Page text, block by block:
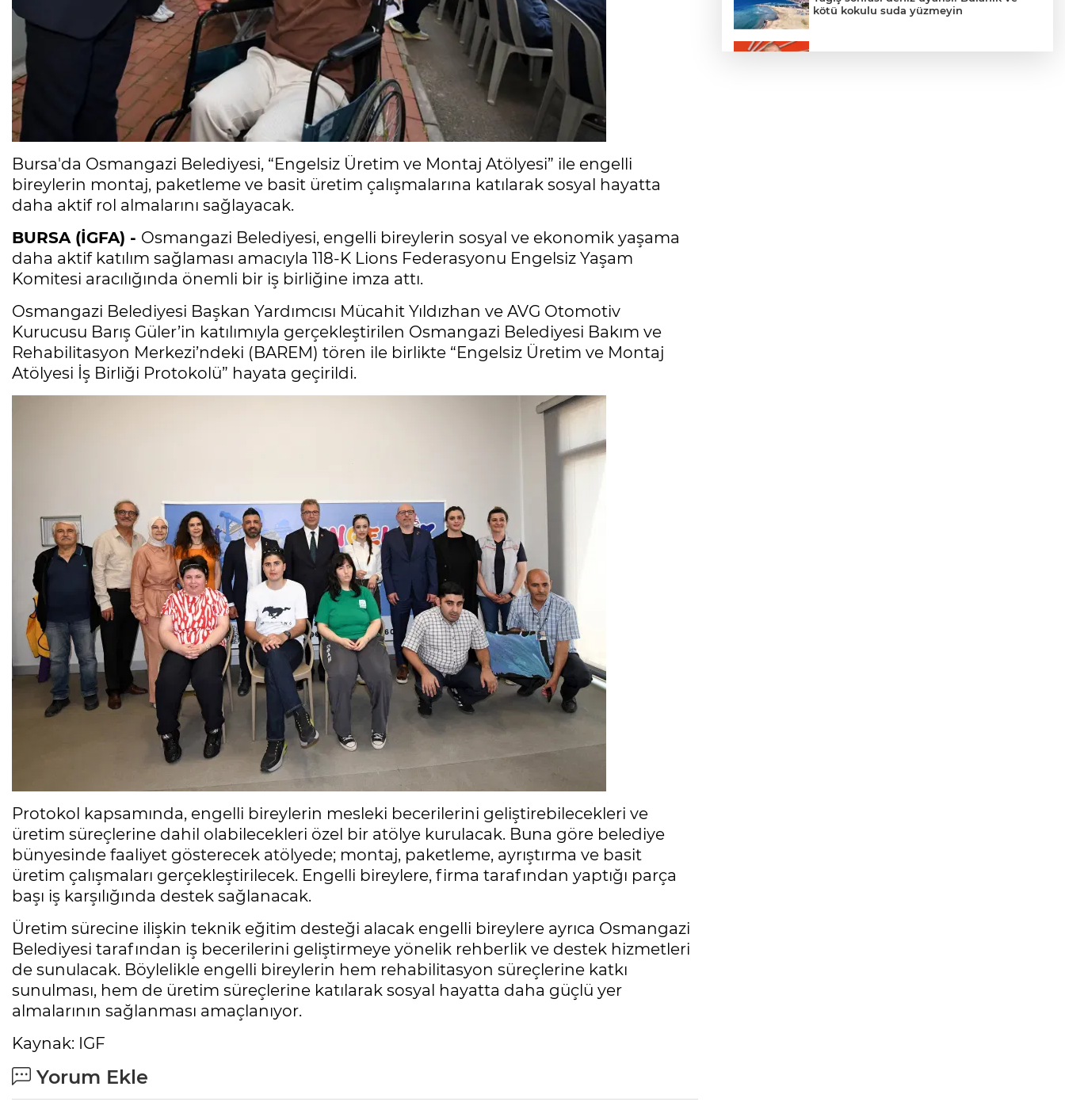
Bursa'da Osmangazi Belediyesi, “Engelsiz Üretim ve Montaj Atölyesi” ile engelli
bireylerin montaj, paketleme ve basit üretim çalışmalarına katılarak sosyal hayatta
daha aktif rol almalarını sağlayacak.
BURSA (İGFA) - Osmangazi Belediyesi, engelli bireylerin sosyal ve ekonomik yaşama
daha aktif katılım sağlaması amacıyla 118-K Lions Federasyonu Engelsiz Yaşam
Komitesi aracılığında önemli bir iş birliğine imza attı.
Osmangazi Belediyesi Başkan Yardımcısı Mücahit Yıldızhan ve AVG Otomotiv
Kurucusu Barış Güler’in katılımıyla gerçekleştirilen Osmangazi Belediyesi Bakım ve
Rehabilitasyon Merkezi’ndeki (BAREM) tören ile birlikte “Engelsiz Üretim ve Montaj
Atölyesi İş Birliği Protokolü” hayata geçirildi.
Protokol kapsamında, engelli bireylerin mesleki becerilerini geliştirebilecekleri ve
üretim süreçlerine dahil olabilecekleri özel bir atölye kurulacak. Buna göre belediye
bünyesinde faaliyet gösterecek atölyede; montaj, paketleme, ayrıştırma ve basit
üretim çalışmaları gerçekleştirilecek. Engelli bireylere, firma tarafından yaptığı parça
başı iş karşılığında destek sağlanacak.
Üretim sürecine ilişkin teknik eğitim desteği alacak engelli bireylere ayrıca Osmangazi
Belediyesi tarafından iş becerilerini geliştirmeye yönelik rehberlik ve destek hizmetleri
de sunulacak. Böylelikle engelli bireylerin hem rehabilitasyon süreçlerine katkı
sunulması, hem de üretim süreçlerine katılarak sosyal hayatta daha güçlü yer
almalarının sağlanması amaçlanıyor.
Kaynak: IGF
Yorum Ekle
kötü kokulu suda yüzmeyin